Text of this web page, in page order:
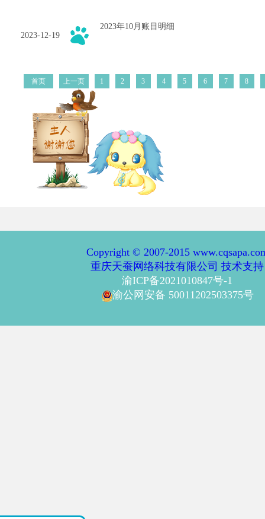
2023-12-19
2023年10月账目明细
首页 上一页 1 2 3 4 5 6 7 8
Copyright © 2007-2015
重庆天蚕网络科技有限公司 技术支持
渝ICP备2021010847号-1
渝公网安备 50011202503375号